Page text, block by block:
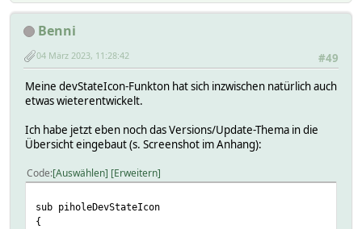
Benni
#49
04 März 2023, 11:28:42
Meine devStateIcon-Funkton hat sich inzwischen natürlich auch
etwas wieterentwickelt.
Ich habe jetzt eben noch das Versions/Update-Thema in die
Übersicht eingebaut (s. Screenshot im Anhang):
Code Auswählen Erweitern
sub piholeDevStateIcon
{